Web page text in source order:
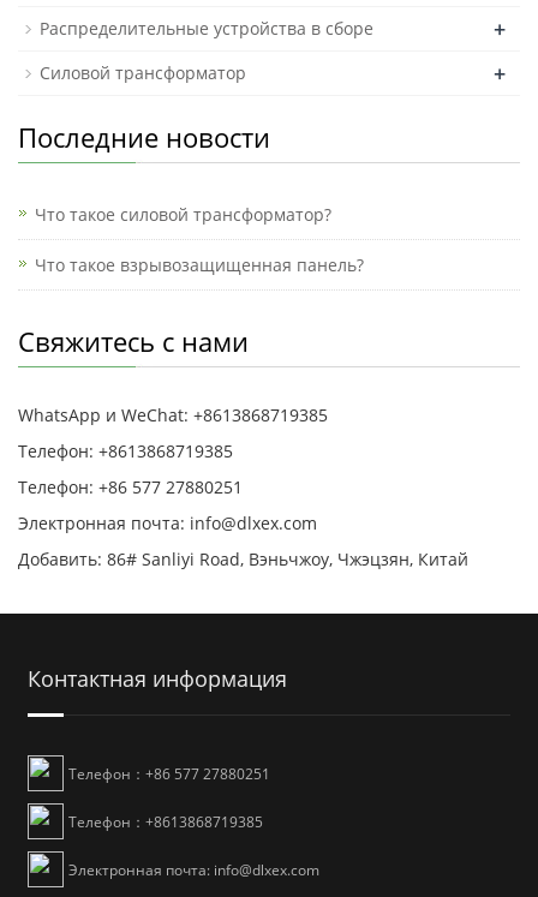
Распределительные устройства в сборе +
Силовой трансформатор +
Последние новости
Что такое силовой трансформатор?
Что такое взрывозащищенная панель?
Свяжитесь с нами
WhatsApp и WeChat: +8613868719385
Телефон: +8613868719385
Телефон: +86 577 27880251
Электронная почта: info@dlxex.com
Добавить: 86# Sanliyi Road, Вэньчжоу, Чжэцзян, Китай
Контактная информация
Телефон：+86 577 27880251
Телефон：+8613868719385
Электронная почта: info@dlxex.com